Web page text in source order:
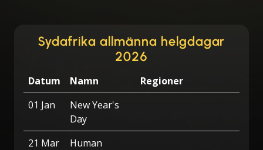
Sydafrika allmänna helgdagar
2026
Datum Namn
Regioner
01 Jan
New Year's
Day
21 Mar
Human